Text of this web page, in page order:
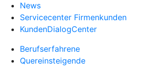
News
Servicecenter Firmenkunden
KundenDialogCenter
Berufserfahrene
Quereinsteigende